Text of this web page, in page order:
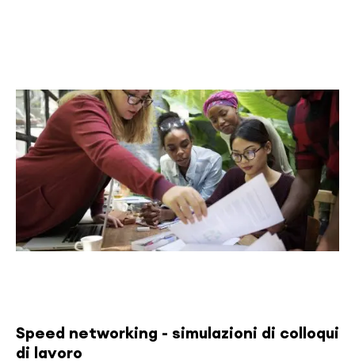
Speed networking - simulazioni di colloqui
di lavoro